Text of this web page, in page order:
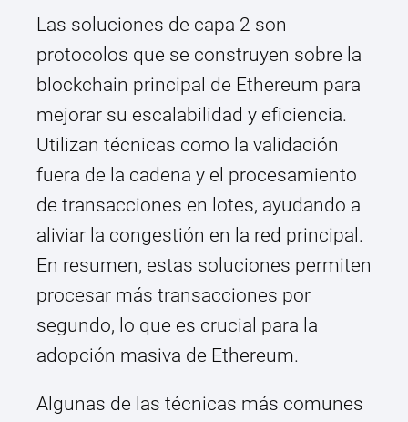
Las soluciones de capa 2 son
protocolos que se construyen sobre la
blockchain principal de Ethereum para
mejorar su escalabilidad y eficiencia.
Utilizan técnicas como la validación
fuera de la cadena y el procesamiento
de transacciones en lotes, ayudando a
aliviar la congestión en la red principal.
En resumen, estas soluciones permiten
procesar más transacciones por
segundo, lo que es crucial para la
adopción masiva de Ethereum.
Algunas de las técnicas más comunes